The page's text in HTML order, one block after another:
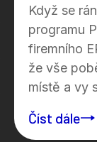
Když se
programu
firemního
že vše
místě a vy
Číst dále